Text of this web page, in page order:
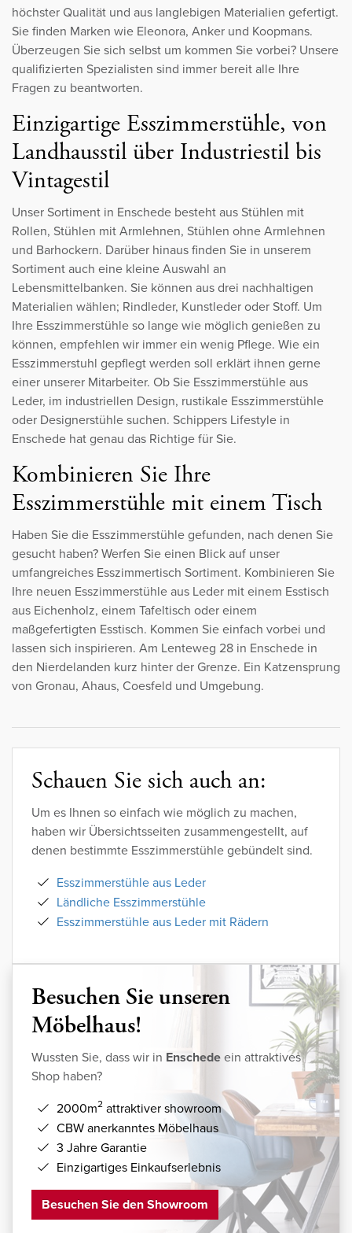
höchster Qualität und aus langlebigen Materialien gefertigt.
Sie finden Marken wie Eleonora, Anker und Koopmans.
Überzeugen Sie sich selbst um kommen Sie vorbei? Unsere
qualifizierten Spezialisten sind immer bereit alle Ihre
Fragen zu beantworten.
Einzigartige Esszimmerstühle, von
Landhausstil über Industriestil bis
Vintagestil
Unser Sortiment in Enschede besteht aus Stühlen mit
Rollen, Stühlen mit Armlehnen, Stühlen ohne Armlehnen
und Barhockern. Darüber hinaus finden Sie in unserem
Sortiment auch eine kleine Auswahl an
Lebensmittelbanken. Sie können aus drei nachhaltigen
Materialien wählen; Rindleder, Kunstleder oder Stoff. Um
Ihre Esszimmerstühle so lange wie möglich genießen zu
können, empfehlen wir immer ein wenig Pflege. Wie ein
Esszimmerstuhl gepflegt werden soll erklärt ihnen gerne
einer unserer Mitarbeiter. Ob Sie Esszimmerstühle aus
Leder, im industriellen Design, rustikale Esszimmerstühle
oder Designerstühle suchen. Schippers Lifestyle in
Enschede hat genau das Richtige für Sie.
Kombinieren Sie Ihre
Esszimmerstühle mit einem Tisch
Haben Sie die Esszimmerstühle gefunden, nach denen Sie
gesucht haben? Werfen Sie einen Blick auf unser
umfangreiches Esszimmertisch Sortiment. Kombinieren Sie
Ihre neuen Esszimmerstühle aus Leder mit einem Esstisch
aus Eichenholz, einem Tafeltisch oder einem
maßgefertigten Esstisch. Kommen Sie einfach vorbei und
lassen sich inspirieren. Am Lenteweg 28 in Enschede in
den Nierdelanden kurz hinter der Grenze. Ein Katzensprung
von Gronau, Ahaus, Coesfeld und Umgebung.
Schauen Sie sich auch an:
Um es Ihnen so einfach wie möglich zu machen,
haben wir Übersichtsseiten zusammengestellt, auf
denen bestimmte Esszimmerstühle gebündelt sind.
Esszimmerstühle aus Leder
Ländliche Esszimmerstühle
Esszimmerstühle aus Leder mit Rädern
Besuchen Sie unseren
Möbelhaus!
Wussten Sie, dass wir in Enschedeein attraktives
Shop haben?
2000m2 attraktiver showroom
CBW anerkanntes Möbelhaus
3 Jahre Garantie
Einzigartiges Einkaufserlebnis
Besuchen Sie den Showroom